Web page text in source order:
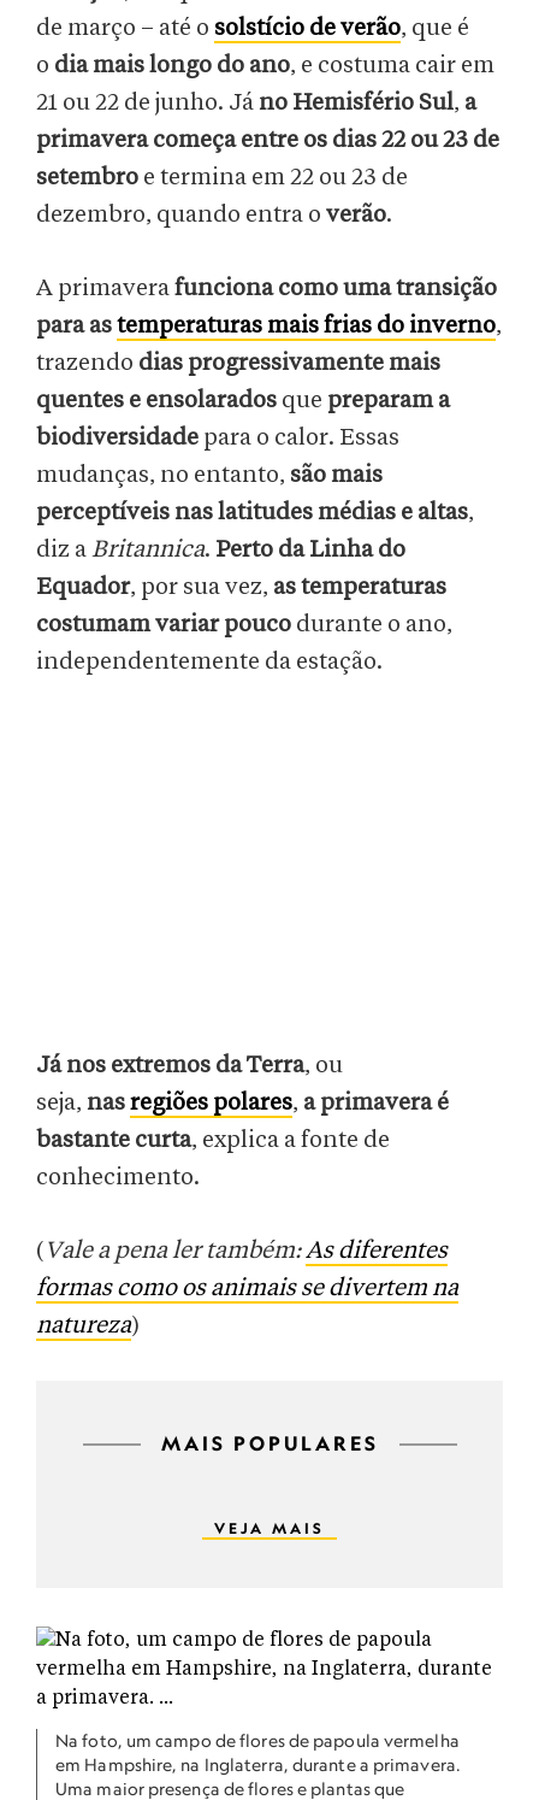
de março – até o solstício de verão, que é
o dia mais longo do ano, e costuma cair em
21 ou 22 de junho. Já no Hemisfério Sul, a
primavera começa entre os dias 22 ou 23 de
setembro e termina em 22 ou 23 de
dezembro, quando entra o verão.
A primaverafunciona como uma transição
para astemperaturas mais frias do inverno,
trazendo dias progressivamente mais
quentes e ensolarados que preparam a
biodiversidade para o calor. Essas
mudanças, no entanto, são mais
perceptíveis nas latitudes médias e altas,
diz aBritannica. Perto da Linha do
Equador, por sua vez, as temperaturas
costumam variar pouco durante o ano,
independentemente da estação.
Já nos extremos da Terra, ou
seja, nasregiões polares, a primavera é
bastante curta, explica a fonte de
conhecimento.
( Vale a pena ler também:As diferentes
formas como os animais se divertem na
natureza)
MAIS POPULARES
VEJA MAIS
Na foto, um campo de flores de papoula vermelha
em Hampshire, na Inglaterra, durante a primavera.
Uma maior presença de flores e plantas que